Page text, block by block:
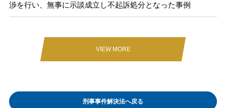
渉を行い、無事に示談成立し不起訴処分となった事例
VIEW MORE
刑事事件解決法へ戻る